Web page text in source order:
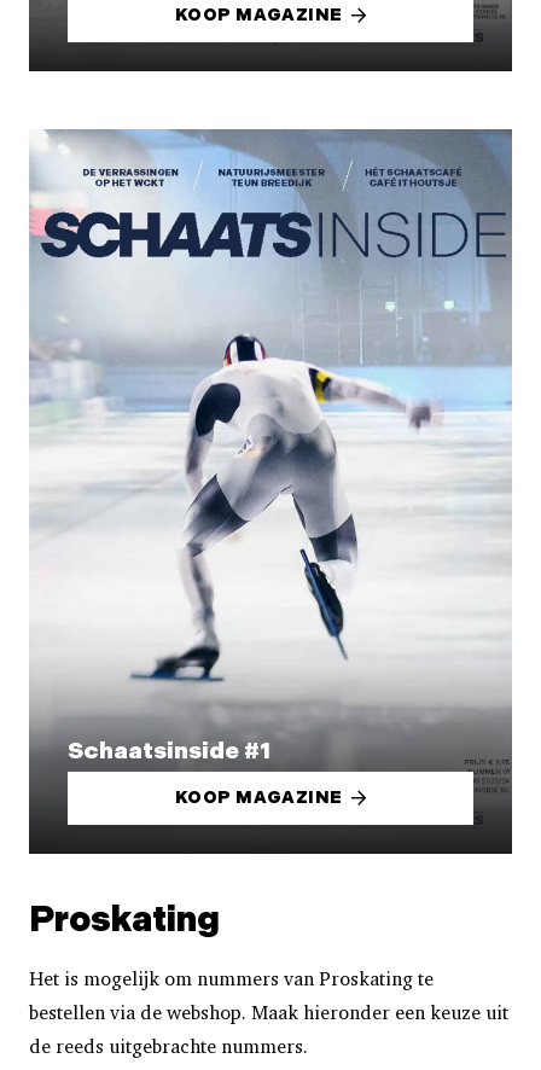
KOOP MAGAZINE
Schaatsinside #1
KOOP MAGAZINE
Proskating
Het is mogelijk om nummers van Proskating te
bestellen via de webshop. Maak hieronder een keuze uit
de reeds uitgebrachte nummers.